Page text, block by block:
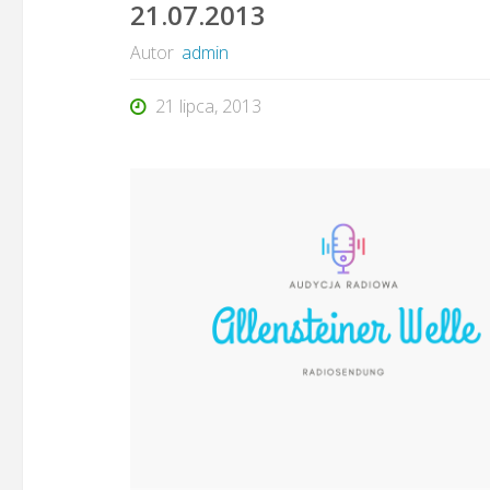
21.07.2013
Autor admin
21 lipca, 2013